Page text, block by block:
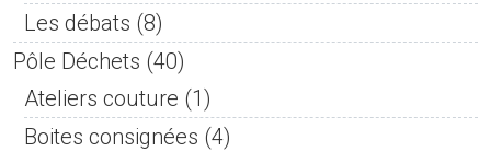
Les débats (8)
Pôle Déchets (40)
Ateliers couture (1)
Boites consignées (4)